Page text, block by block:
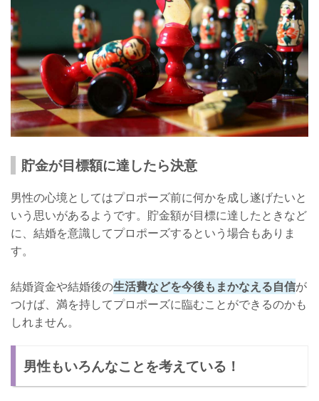
貯金が目標額に達したら決意
男性の心境としてはプロポーズ前に何かを成し遂げたいと
いう思いがあるようです。貯金額が目標に達したときなど
に、結婚を意識してプロポーズするという場合もありま
す。
結婚資金や結婚後の生活費などを今後もまかなえる自信が
つけば、満を持してプロポーズに臨むことができるのかも
しれません。
男性もいろんなことを考えている！